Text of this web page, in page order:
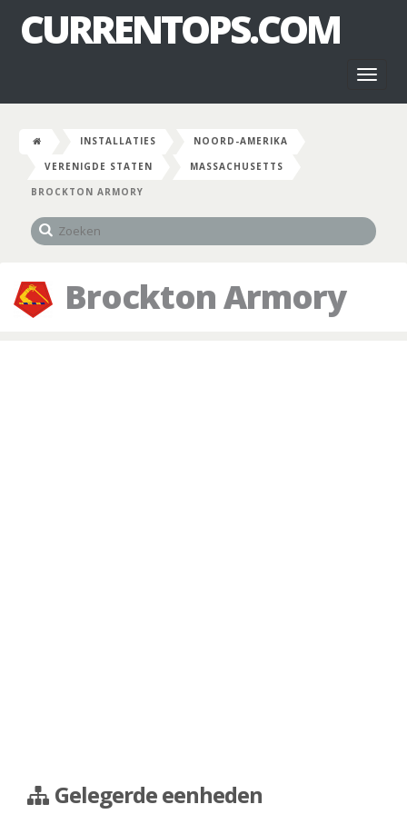
CURRENTOPS.COM
INSTALLATIES
NOORD-AMERIKA
VERENIGDE STATEN
MASSACHUSETTS
BROCKTON ARMORY
Brockton Armory
Gelegerde eenheden